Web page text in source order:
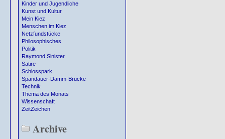
Kinder und Jugendliche
Kunst und Kultur
Mein Kiez
Menschen im Kiez
Netzfundstücke
Philosophisches
Politik
Raymond Sinister
Satire
Schlosspark
Spandauer-Damm-Brücke
Technik
Thema des Monats
Wissenschaft
ZeitZeichen
Archive